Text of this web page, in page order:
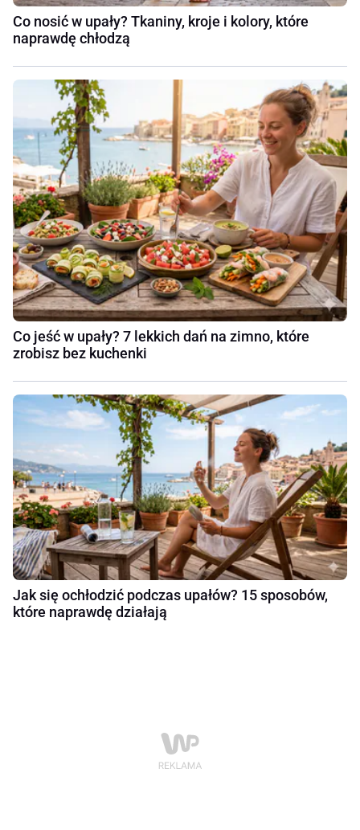
Co nosić w upały? Tkaniny, kroje i kolory, które
naprawdę chłodzą
Co jeść w upały? 7 lekkich dań na zimno, które
zrobisz bez kuchenki
Jak się ochłodzić podczas upałów? 15 sposobów,
które naprawdę działają